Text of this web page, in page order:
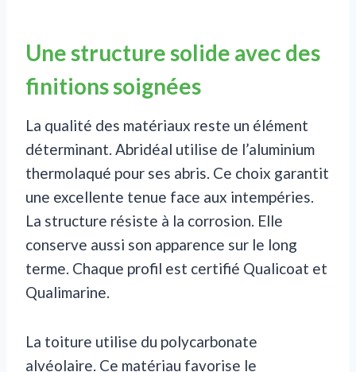
Une structure solide avec des
finitions soignées
La qualité des matériaux reste un élément
déterminant. Abridéal utilise de l’aluminium
thermolaqué pour ses abris. Ce choix garantit
une excellente tenue face aux intempéries.
La structure résiste à la corrosion. Elle
conserve aussi son apparence sur le long
terme. Chaque profil est certifié Qualicoat et
Qualimarine.
La toiture utilise du polycarbonate
alvéolaire. Ce matériau favorise le